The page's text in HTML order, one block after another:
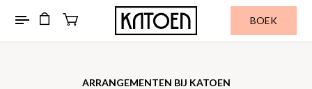
BOEK
ARRANGEMENTEN BIJ KATOEN